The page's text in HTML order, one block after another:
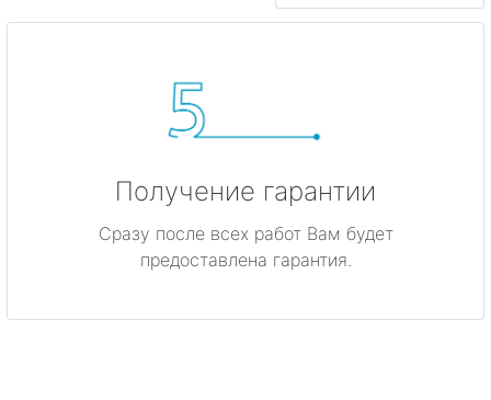
Получение гарантии
Сразу после всех работ Вам будет
предоставлена гарантия.